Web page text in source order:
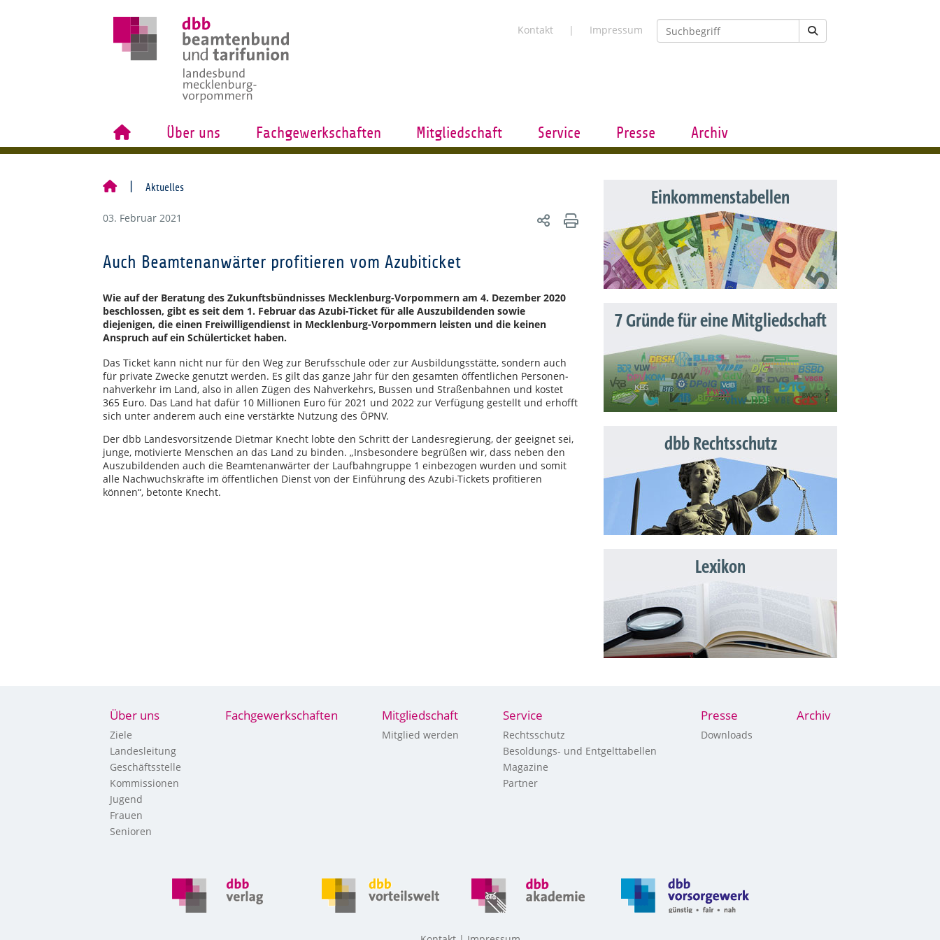
Kontakt Impressum
Über uns Fachgewerkschaften Mitgliedschaft Service Presse Archiv
Aktuelles
03. Februar 2021
Auch Beamtenanwärter profitieren vom Azubiticket
Wie auf der Beratung des Zukunftsbündnisses Mecklenburg-Vorpommern am 4. Dezember 2020
beschlossen, gibt es seit dem 1. Februar das Azubi-Ticket für alle Auszubildenden sowie
diejenigen, die einen Freiwilligendienst in Mecklenburg-Vorpommern leisten und die keinen
Anspruch auf ein Schülerticket haben.
Das Ticket kann nicht nur für den Weg zur Berufs­schule oder zur Ausbildungsstätte, sondern auch
für private Zwecke genutzt werden. Es gilt das ganze Jahr für den gesamten öffentlichen Personen­
nahverkehr im Land, also in allen Zügen des Nahverkehrs, Bussen und Straßenbahnen und kostet
365 Euro. Das Land hat dafür 10 Millionen Euro für 2021 und 2022 zur Verfügung gestellt und erhofft
sich unter anderem auch eine verstärkte Nutzung des ÖPNV.
Der dbb Landesvorsitzende Dietmar Knecht lobte den Schritt der Landesregierung, der geeignet sei,
junge, motivierte Menschen an das Land zu binden. „Insbesondere begrüßen wir, dass neben den
Auszubildenden auch die Beamtenanwärter der Laufbahngruppe 1 einbezogen wurden und somit
alle Nachwuchskräfte im öffentlichen Dienst von der Einführung des Azubi-Tickets profitieren
können“, betonte Knecht.
Einkommenstabellen
7 Gründe für eine Mitgliedschaft
dbb Rechtsschutz
Lexikon
Über uns
Ziele
Landesleitung
Geschäftsstelle
Kommissionen
Jugend
Frauen
Senioren
Fachgewerkschaften Mitgliedschaft
Mitglied werden
Service
Rechtsschutz
Besoldungs- und Entgelttabellen
Magazine
Partner
Presse
Downloads
Archiv